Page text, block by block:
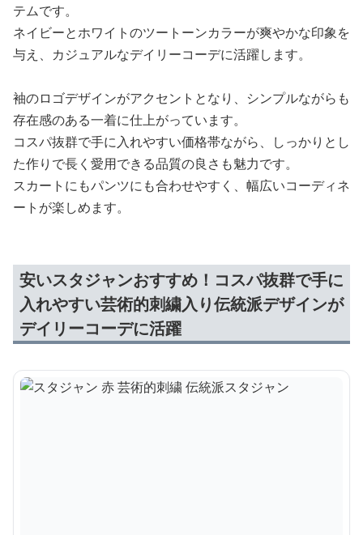
テムです。
ネイビーとホワイトのツートーンカラーが爽やかな印象を
与え、カジュアルなデイリーコーデに活躍します。
袖のロゴデザインがアクセントとなり、シンプルながらも
存在感のある一着に仕上がっています。
コスパ抜群で手に入れやすい価格帯ながら、しっかりとし
た作りで長く愛用できる品質の良さも魅力です。
スカートにもパンツにも合わせやすく、幅広いコーディネ
ートが楽しめます。
安いスタジャンおすすめ！コスパ抜群で手に
入れやすい芸術的刺繍入り伝統派デザインが
デイリーコーデに活躍